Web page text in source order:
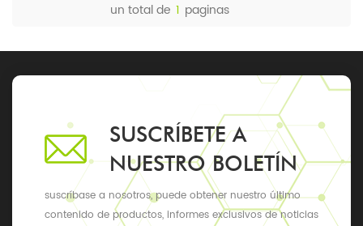
un total de 1 paginas
SUSCRÍBETE A
NUESTRO BOLETÍN
suscríbase a nosotros, puede obtener nuestro último
contenido de productos, informes exclusivos de noticias